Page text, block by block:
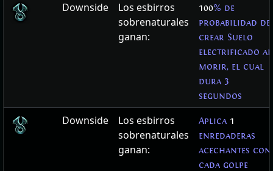
Downside
Los esbirros
sobrenaturales
ganan:
100% de
probabilidad de
crear Suelo
electrificado al
morir, el cual
dura 3
segundos
Downside
Los esbirros
sobrenaturales
ganan:
Aplica 1
enredaderas
acechantes con
cada golpe